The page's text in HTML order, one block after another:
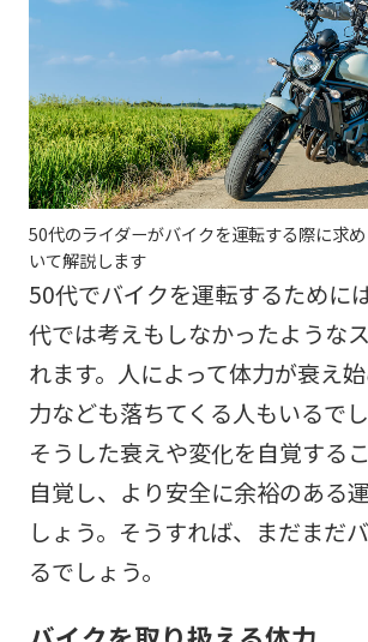
50代のライダーがバイクを運転する際に求
いて解説します
50代でバイクを運転するために
代では考えもしなかったような
れます。人によって体力が衰え
力なども落ちてくる人もいるで
そうした衰えや変化を自覚するこ
自覚し、より安全に余裕のある
しょう。そうすれば、まだまだ
るでしょう。